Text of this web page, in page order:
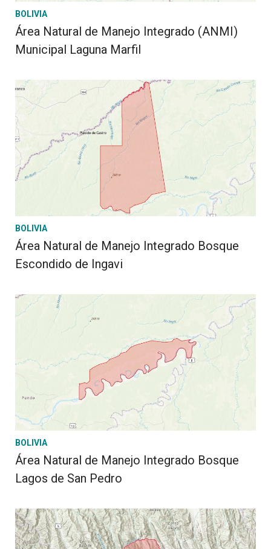
BOLIVIA
Área Natural de Manejo Integrado (ANMI)
Municipal Laguna Marfil
BOLIVIA
Área Natural de Manejo Integrado Bosque
Escondido de Ingavi
BOLIVIA
Área Natural de Manejo Integrado Bosque
Lagos de San Pedro